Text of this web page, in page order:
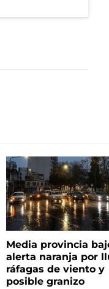
Media provincia
alerta naranja por
ráfagas de viento y
posible granizo